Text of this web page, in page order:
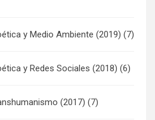
y Medio Ambiente (2019) (7)
y Redes Sociales (2018) (6)
(2017) (7)